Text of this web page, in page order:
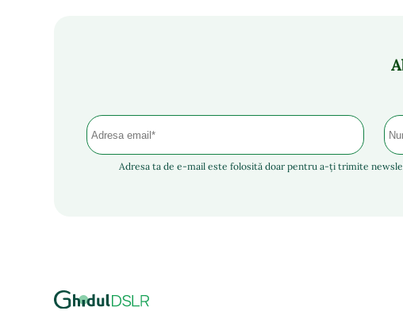
Adresa ta de e-mail este folosită doar pentru a-ți trimite